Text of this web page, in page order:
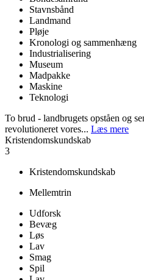
Stavnsbånd
Landmand
Pløje
Kronologi og sammenhæng
Industrialisering
Museum
Madpakke
Maskine
Teknologi
To brud - landbrugets opståen og
revolutioneret vores... Læs mere
Kristendomskundskab
3
Kristendomskundskab
Mellemtrin
Udforsk
Bevæg
Løs
Lav
Smag
Spil